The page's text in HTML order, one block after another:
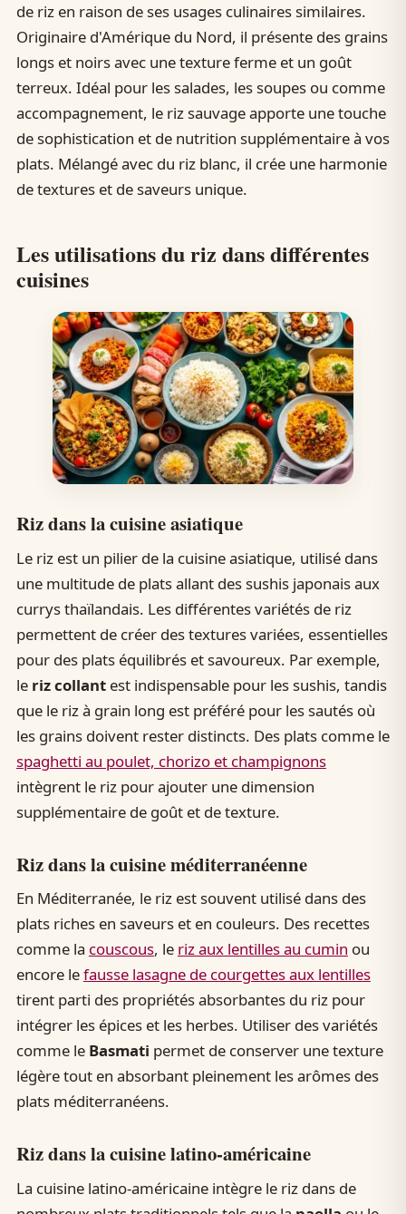
de riz en raison de ses usages culinaires similaires.
Originaire d'Amérique du Nord, il présente des grains
longs et noirs avec une texture ferme et un goût
terreux. Idéal pour les salades, les soupes ou comme
accompagnement, le riz sauvage apporte une touche
de sophistication et de nutrition supplémentaire à vos
plats. Mélangé avec du riz blanc, il crée une harmonie
de textures et de saveurs unique.
Les utilisations du riz dans différentes
cuisines
Riz dans la cuisine asiatique
Le riz est un pilier de la cuisine asiatique, utilisé dans
une multitude de plats allant des sushis japonais aux
currys thaïlandais. Les différentes variétés de riz
permettent de créer des textures variées, essentielles
pour des plats équilibrés et savoureux. Par exemple,
le riz collantest indispensable pour les sushis, tandis
que le riz à grain long est préféré pour les sautés où
les grains doivent rester distincts. Des plats comme le
spaghetti au poulet, chorizo et champignons
intègrent le riz pour ajouter une dimension
supplémentaire de goût et de texture.
Riz dans la cuisine méditerranéenne
En Méditerranée, le riz est souvent utilisé dans des
plats riches en saveurs et en couleurs. Des recettes
comme la couscous, le riz aux lentilles au cumin ou
encore lefausse lasagne de courgettes aux lentilles
tirent parti des propriétés absorbantes du riz pour
intégrer les épices et les herbes. Utiliser des variétés
comme le Basmati permet de conserver une texture
légère tout en absorbant pleinement les arômes des
plats méditerranéens.
Riz dans la cuisine latino-américaine
La cuisine latino-américaine intègre le riz dans de